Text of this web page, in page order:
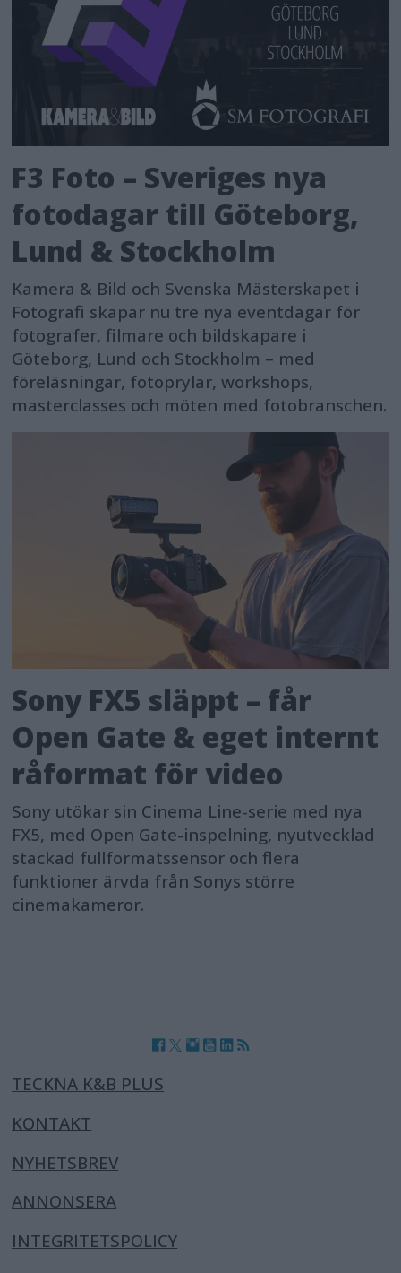
F3 Foto – Sveriges nya
fotodagar till Göteborg,
Lund & Stockholm
Kamera & Bild och Svenska Mästerskapet i
Fotografi skapar nu tre nya eventdagar för
fotografer, filmare och bildskapare i
Göteborg, Lund och Stockholm – med
föreläsningar, fotoprylar, workshops,
masterclasses och möten med fotobranschen.
Sony FX5 släppt – får
Open Gate & eget internt
råformat för video
Sony utökar sin Cinema Line-serie med nya
FX5, med Open Gate-inspelning, nyutvecklad
stackad fullformatssensor och flera
funktioner ärvda från Sonys större
cinemakameror.
TECKNA K&B PLUS
KONTAKT
NYHETSBREV
ANNONSERA
INTEGRITETSPOLICY